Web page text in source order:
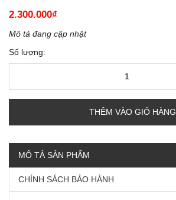
2.300.000₫
Mô tả đang cập nhật
Số lượng:
THÊM VÀO GIỎ HÀNG
MÔ TẢ SẢN PHẨM
CHÍNH SÁCH BẢO HÀNH